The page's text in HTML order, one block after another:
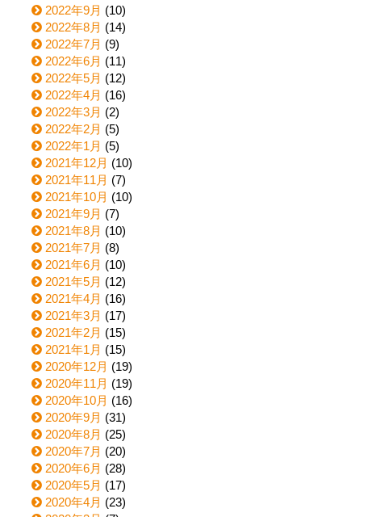
2022年9月 (10)
2022年8月 (14)
2022年7月 (9)
2022年6月 (11)
2022年5月 (12)
2022年4月 (16)
2022年3月 (2)
2022年2月 (5)
2022年1月 (5)
2021年12月 (10)
2021年11月 (7)
2021年10月 (10)
2021年9月 (7)
2021年8月 (10)
2021年7月 (8)
2021年6月 (10)
2021年5月 (12)
2021年4月 (16)
2021年3月 (17)
2021年2月 (15)
2021年1月 (15)
2020年12月 (19)
2020年11月 (19)
2020年10月 (16)
2020年9月 (31)
2020年8月 (25)
2020年7月 (20)
2020年6月 (28)
2020年5月 (17)
2020年4月 (23)